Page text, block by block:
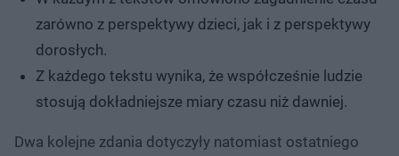
zarówno z perspektywy dzieci, jak i z perspektywy
dorosłych.
Z każdego tekstu wynika, że współcześnie ludzie
stosują dokładniejsze miary czasu niż dawniej.
Dwa kolejne zdania dotyczyły natomiast ostatniego